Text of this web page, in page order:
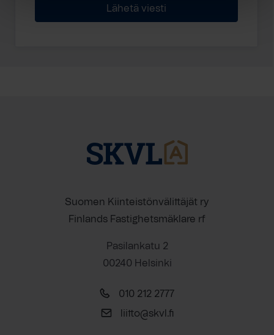
Suomen Kiinteistönvälittäjät ry
Finlands Fastighetsmäklare rf
Pasilankatu 2
00240 Helsinki
010 212 2777
liitto@skvl.fi